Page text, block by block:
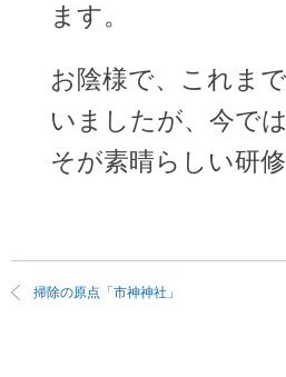
ます。
お陰様で、これま
いましたが、今で
そが素晴らしい研
掃除の原点「市神神社」